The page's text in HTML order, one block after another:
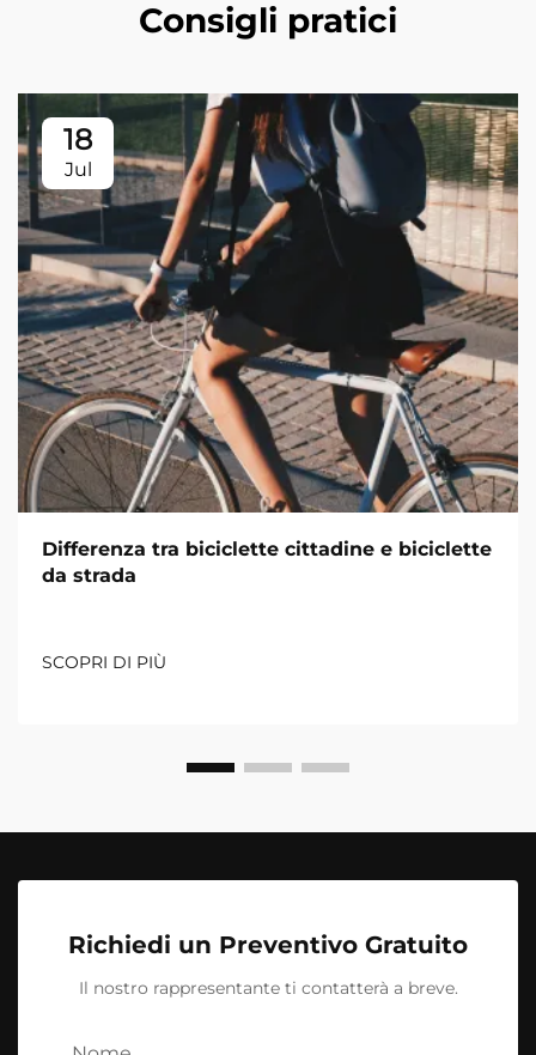
Consigli pratici
18
Jul
Differenza tra biciclette cittadine e biciclette
da strada
SCOPRI DI PIÙ
Richiedi un Preventivo Gratuito
Il nostro rappresentante ti contatterà a breve.